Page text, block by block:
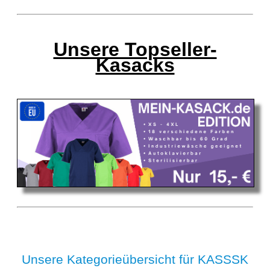
Unsere Topseller-
Kasacks
Unsere Kategorieübersicht für KASSSK